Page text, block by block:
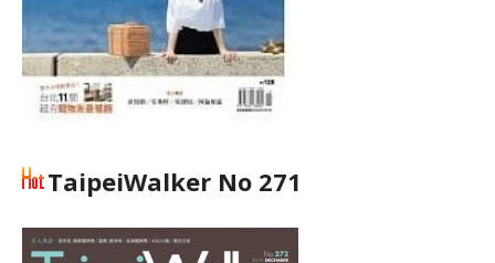
TaipeiWalker No 271